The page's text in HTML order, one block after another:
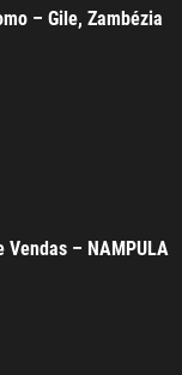
– Gile, Zambézia
Vendas – NAMPULA